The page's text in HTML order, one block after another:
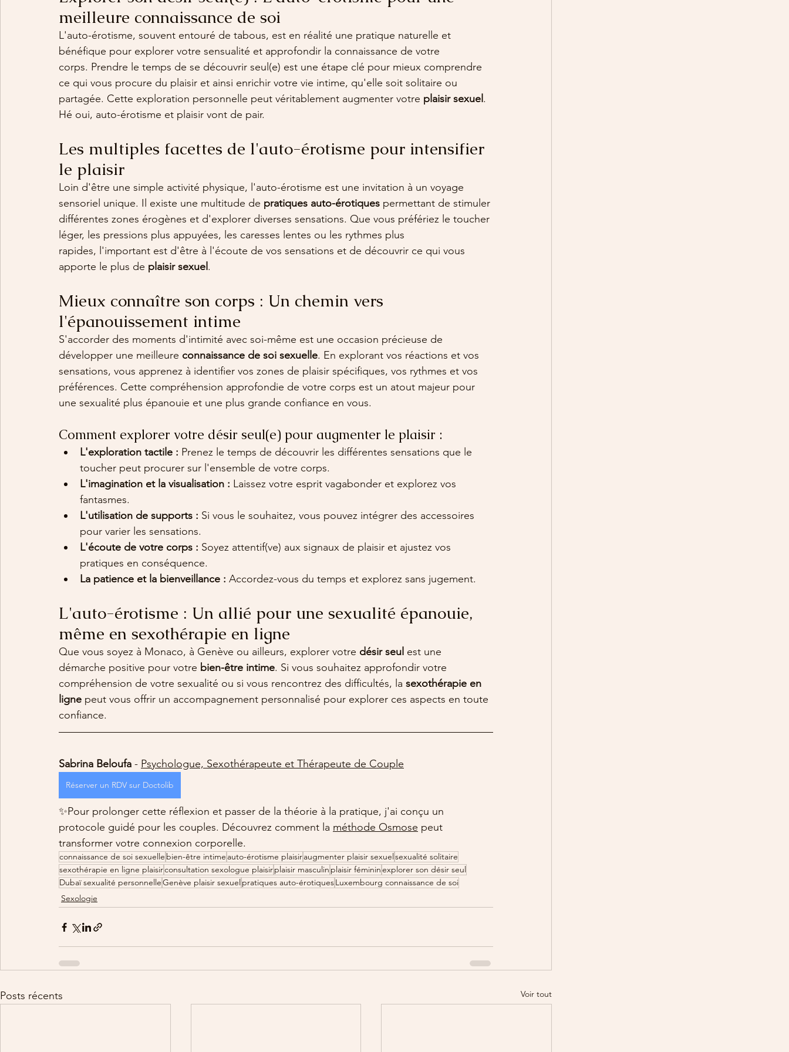
meilleure connaissance de soi
L'auto-érotisme, souvent entouré de tabous, est en réalité une pratique naturelle et
bénéfique pour explorer votre sensualité et approfondir la connaissance de votre
corps. Prendre le temps de se découvrir seul(e) est une étape clé pour mieux comprendre
ce qui vous procure du plaisir et ainsi enrichir votre vie intime, qu'elle soit solitaire ou
partagée. Cette exploration personnelle peut véritablement augmenter votre plaisir sexuel .
Hé oui, auto-érotisme et plaisir vont de pair.
Les multiples facettes de l'auto-érotisme pour intensifier
le plaisir
Loin d'être une simple activité physique, l'auto-érotisme est une invitation à un voyage
sensoriel unique. Il existe une multitude de pratiques auto-érotiques permettant de stimuler
différentes zones érogènes et d'explorer diverses sensations. Que vous préfériez le toucher
léger, les pressions plus appuyées, les caresses lentes ou les rythmes plus
rapides, l'important est d'être à l'écoute de vos sensations et de découvrir ce qui vous
apporte le plus de plaisir sexuel .
Mieux connaître son corps : Un chemin vers
l'épanouissement intime
S'accorder des moments d'intimité avec soi-même est une occasion précieuse de
développer une meilleure connaissance de soi sexuelle. En explorant vos réactions et vos
sensations, vous apprenez à identifier vos zones de plaisir spécifiques, vos rythmes et vos
préférences. Cette compréhension approfondie de votre corps est un atout majeur pour
une sexualité plus épanouie et une plus grande confiance en vous.
Comment explorer votre désir seul(e) pour augmenter le plaisir :
L'exploration tactile : Prenez le temps de découvrir les différentes sensations que le
toucher peut procurer sur l'ensemble de votre corps.
L'imagination et la visualisation : Laissez votre esprit vagabonder et explorez vos
fantasmes.
L'utilisation de supports : Si vous le souhaitez, vous pouvez intégrer des accessoires
pour varier les sensations.
L'écoute de votre corps : Soyez attentif(ve) aux signaux de plaisir et ajustez vos
pratiques en conséquence.
La patience et la bienveillance : Accordez-vous du temps et explorez sans jugement.
L'auto-érotisme : Un allié pour une sexualité épanouie,
même en sexothérapie en ligne
Que vous soyez à Monaco, à Genève ou ailleurs, explorer votre désir seul est une
démarche positive pour votre bien-être intime. Si vous souhaitez approfondir votre
compréhension de votre sexualité ou si vous rencontrez des difficultés, la sexothérapie en
ligne peut vous offrir un accompagnement personnalisé pour explorer ces aspects en toute
confiance.
Sabrina Beloufa - Psychologue, Sexothérapeute et Thérapeute de Couple
Réserver un RDV sur Doctolib
✨Pour prolonger cette réflexion et passer de la théorie à la pratique, j'ai conçu un
protocole guidé pour les couples. Découvrez comment la méthode Osmose peut
transformer votre connexion corporelle.
connaissance de soi sexuelle bien-être intime auto-érotisme plaisiraugmenter plaisir sexuel sexualité solitaire
sexothérapie en ligne plaisirconsultation sexologue plaisirplaisir masculin plaisir fémininexplorer son désir seul
Dubaï sexualité personnelleGenève plaisir sexuel pratiques auto-érotiquesLuxembourg connaissance de soi
Sexologie
Posts récents Voir tout